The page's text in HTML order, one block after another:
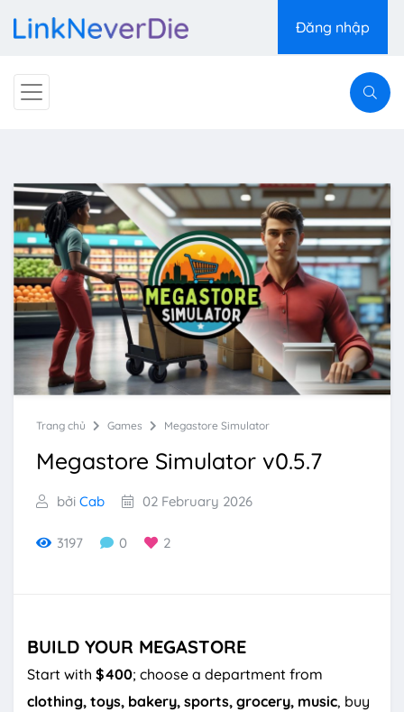
Đăng nhập
Trang chủ Games Megastore Simulator
Megastore Simulator v0.5.7
bởi Cab 02 February 2026
3197 0 2
BUILD YOUR MEGASTORE
Start with $400; choose a department from
clothing, toys, bakery, sports, grocery, music, buy